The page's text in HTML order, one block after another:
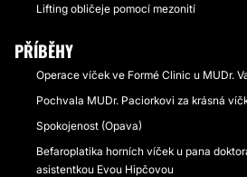
Lifting obličeje pomocí mezonití
PŘÍBĚHY
Operace víček ve Formé Clinic u MUDr.
Pochvala MUDr. Paciorkovi za krásná
Spokojenost (Opava)
Befaroplatika horních víček u pana
asistentkou Evou Hipčovou